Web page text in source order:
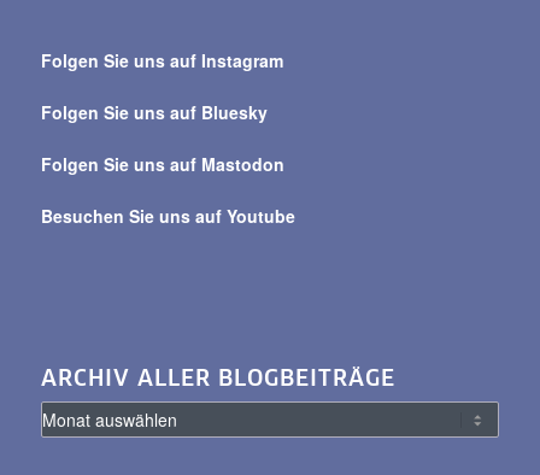
alle
Folgen Sie uns auf Instagram
Folgen Sie uns auf Bluesky
Folgen Sie uns auf Mastodon
Besuchen Sie uns auf Youtube
ARCHIV ALLER BLOGBEITRÄGE